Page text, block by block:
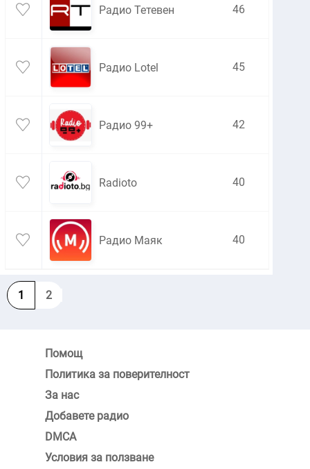
Радио Тетевен 46
Радио Lotel 45
Радио 99+ 42
Radioto 40
Радио Маяк 40
1 2
Помощ
Политика за поверителност
За нас
Добавете радио
DMCA
Условия за ползване